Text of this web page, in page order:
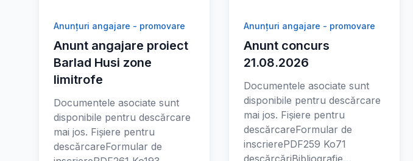
Anunțuri angajare - promovare
Anunt angajare proiect
Barlad Husi zone
limitrofe
Documentele asociate sunt
disponibile pentru descărcare
mai jos. Fișiere pentru
descărcareFormular de
Anunțuri angajare - promovare
Anunt concurs
21.08.2026
Documentele asociate sunt
disponibile pentru descărcare
mai jos. Fișiere pentru
descărcareFormular de
inscrierePDF259 Ko71
descărcăriBibliografie…